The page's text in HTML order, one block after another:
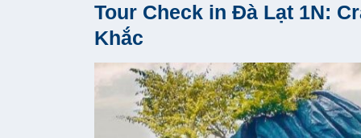
Tour Check in Đà Lạt 1N:
Khắc